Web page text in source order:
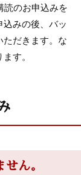
読のお申込みを
みの後、バッ
だきます。な
す。
ん。